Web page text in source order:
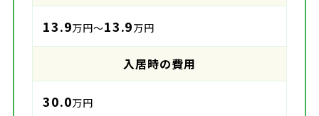
13.9万円～13.9万円
入居時の費用
30.0万円